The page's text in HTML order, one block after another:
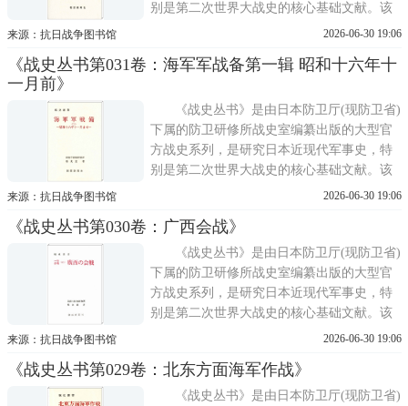
别是第二次世界大战史的核心基础文献。该
丛书的编纂工作始于1955年，正值日本战后
于系统整理与保存旧日军遗留的大量原始档
避免战争记忆散佚;同
来源：抗日战争图书馆 2026-06-30 19:06
《战史丛书第031卷：海军军战备第一辑 昭和十六年十
一月前》
《战史丛书》是由日本防卫厅(现防卫省)
下属的防卫研修所战史室编纂出版的大型官
方战史系列，是研究日本近现代军事史，特
别是第二次世界大战史的核心基础文献。该
丛书的编纂工作始于1955年，正值日本战后
于系统整理与保存旧日军遗留的大量原始档
案，包括作战命令、电报、日志、报告等，
避免战争记忆散佚;同
来源：抗日战争图书馆 2026-06-30 19:06
《战史丛书第030卷：广西会战》
《战史丛书》是由日本防卫厅(现防卫省)
下属的防卫研修所战史室编纂出版的大型官
方战史系列，是研究日本近现代军事史，特
别是第二次世界大战史的核心基础文献。该
丛书的编纂工作始于1955年，正值日本战后
于系统整理与保存旧日军遗留的大量原始档
案，包括作战命令、电报、日志、报告等，
来源：抗日战争图书馆 2026-06-30 19:06
《战史丛书第029卷：北东方面海军作战》
《战史丛书》是由日本防卫厅(现防卫省)